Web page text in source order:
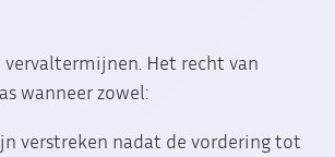
Het recht van
wanneer zowel:
verstreken nadat de vordering tot